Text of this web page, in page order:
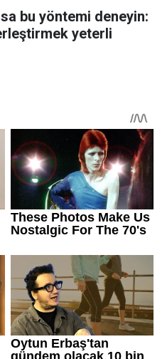
bu yöntemi deneyin:
yeterli